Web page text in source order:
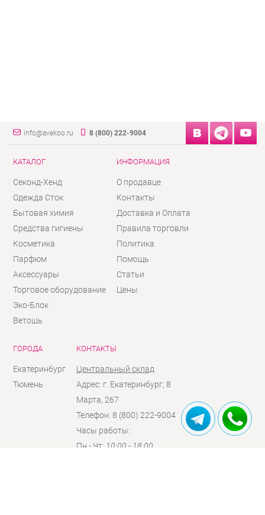
info@avekoo.ru 8 (800) 222-9004
КАТАЛОГ
Секонд-Хенд
Одежда Сток
Бытовая химия
Средства гигиены
Косметика
Парфюм
Аксессуары
Торговое оборудование
Эко-Блок
Ветошь
ИНФОРМАЦИЯ
О продавце
Контакты
Доставка и Оплата
Правила торговли
Политика
Помощь
Статьи
Цены
ГОРОДА
Екатеринбург
Тюмень
КОНТАКТЫ
Центральный склад
Адрес: г. Екатеринбург, 8
Марта, 267
Телефон: 8 (800) 222-9004
Часы работы:
Пн - Чт: 10:00 - 18:00